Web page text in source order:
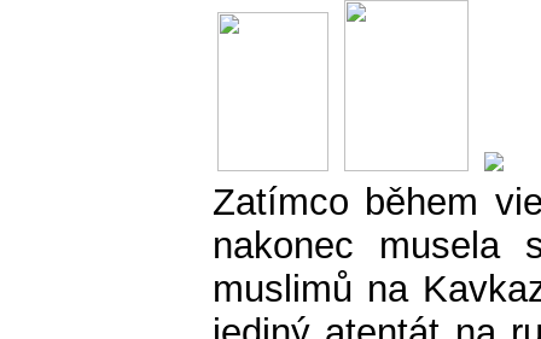
Zatímco během
nakonec musela
muslimů na